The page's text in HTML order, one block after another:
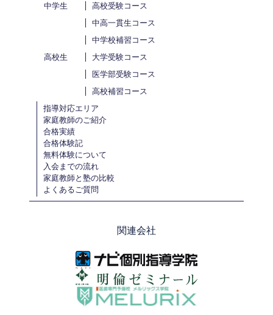
中学生
高校受験コース
中高一貫生コース
中学校補習コース
高校生
大学受験コース
医学部受験コース
高校補習コース
指導対応エリア
家庭教師のご紹介
合格実績
合格体験記
無料体験について
入会までの流れ
家庭教師と塾の比較
よくあるご質問
関連会社